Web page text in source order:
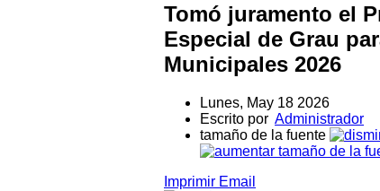
Tomó juramento el
Especial de Grau
Municipales 2026
Lunes, May 18 2026
Escrito por Administrador
tamaño de la fuente
Imprimir Email